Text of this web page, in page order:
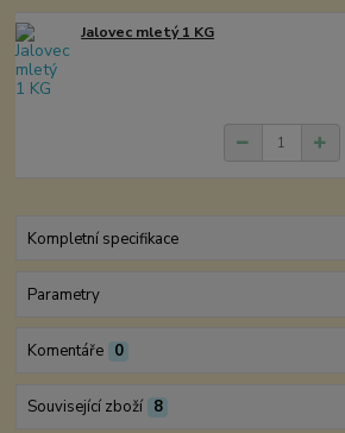
Jalovec mletý 1 KG
Kompletní specifikace
Parametry
Komentáře 0
Související zboží 8